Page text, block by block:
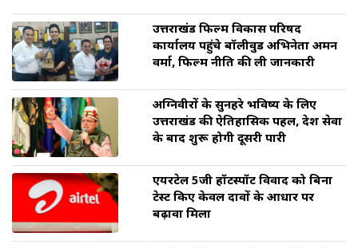
उत्तराखंड फिल्म विकास परिषद
कार्यालय पहुंचे बॉलीवुड अभिनेता अमन
वर्मा, फिल्म नीति की ली जानकारी
अग्निवीरों के सुनहरे भविष्य के लिए
उत्तराखंड की ऐतिहासिक पहल, देश सेवा
के बाद शुरू होगी दूसरी पारी
एयरटेल 5जी हॉटस्पॉट विवाद को बिना
टेस्ट किए केवल दावों के आधार पर
बढ़ावा मिला